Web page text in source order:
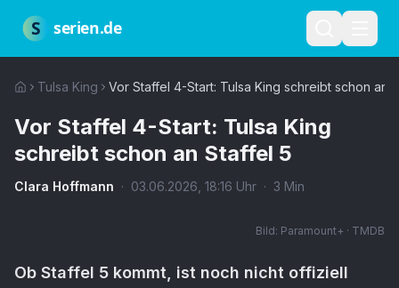
S serien.de
Tulsa King Vor Staffel 4-Start: Tulsa King schreibt schon an
Vor Staffel 4-Start: Tulsa King
schreibt schon an Staffel 5
Clara Hoffmann · 03.06.2026 18:16 Uhr · 3 Min
Bild: Paramount+ · TMDB
Ob Staffel 5 kommt, ist noch nicht offiziell
Nutzungsbedingungen